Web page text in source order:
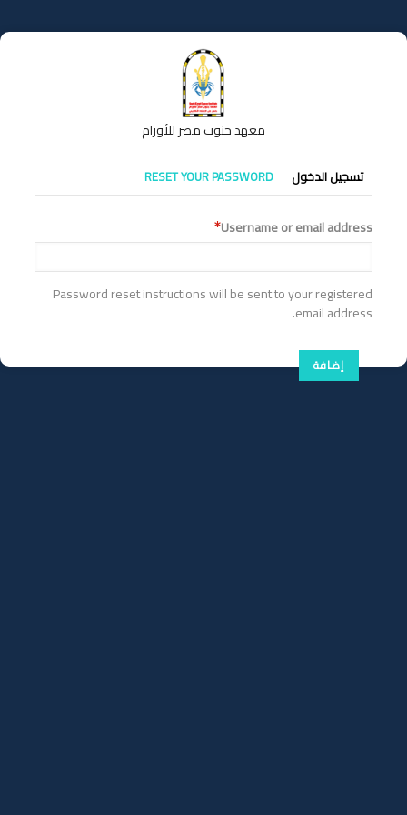
إلى
المحتوى
معهد جنوب مصر للأورام
التبويبات
الأساسية
تسجيل الدخول RESET YOUR PASSWORD
Username or email address
Password reset instructions will be sent to your registered
email address.